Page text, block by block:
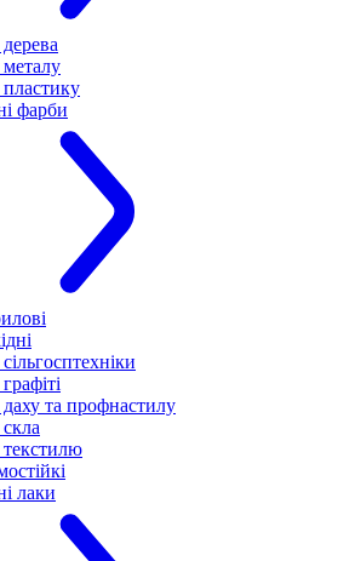
фарби
та профнастилу
лаки